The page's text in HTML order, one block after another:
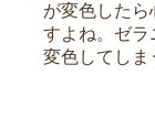
が変色したら
すよね。ゼラ
変色してしま